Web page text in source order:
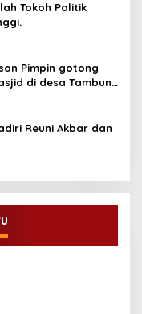
Tokoh Politik
Pimpin gotong
di desa Tambun
kabupaten tebo
Reuni Akbar dan
X Dalam